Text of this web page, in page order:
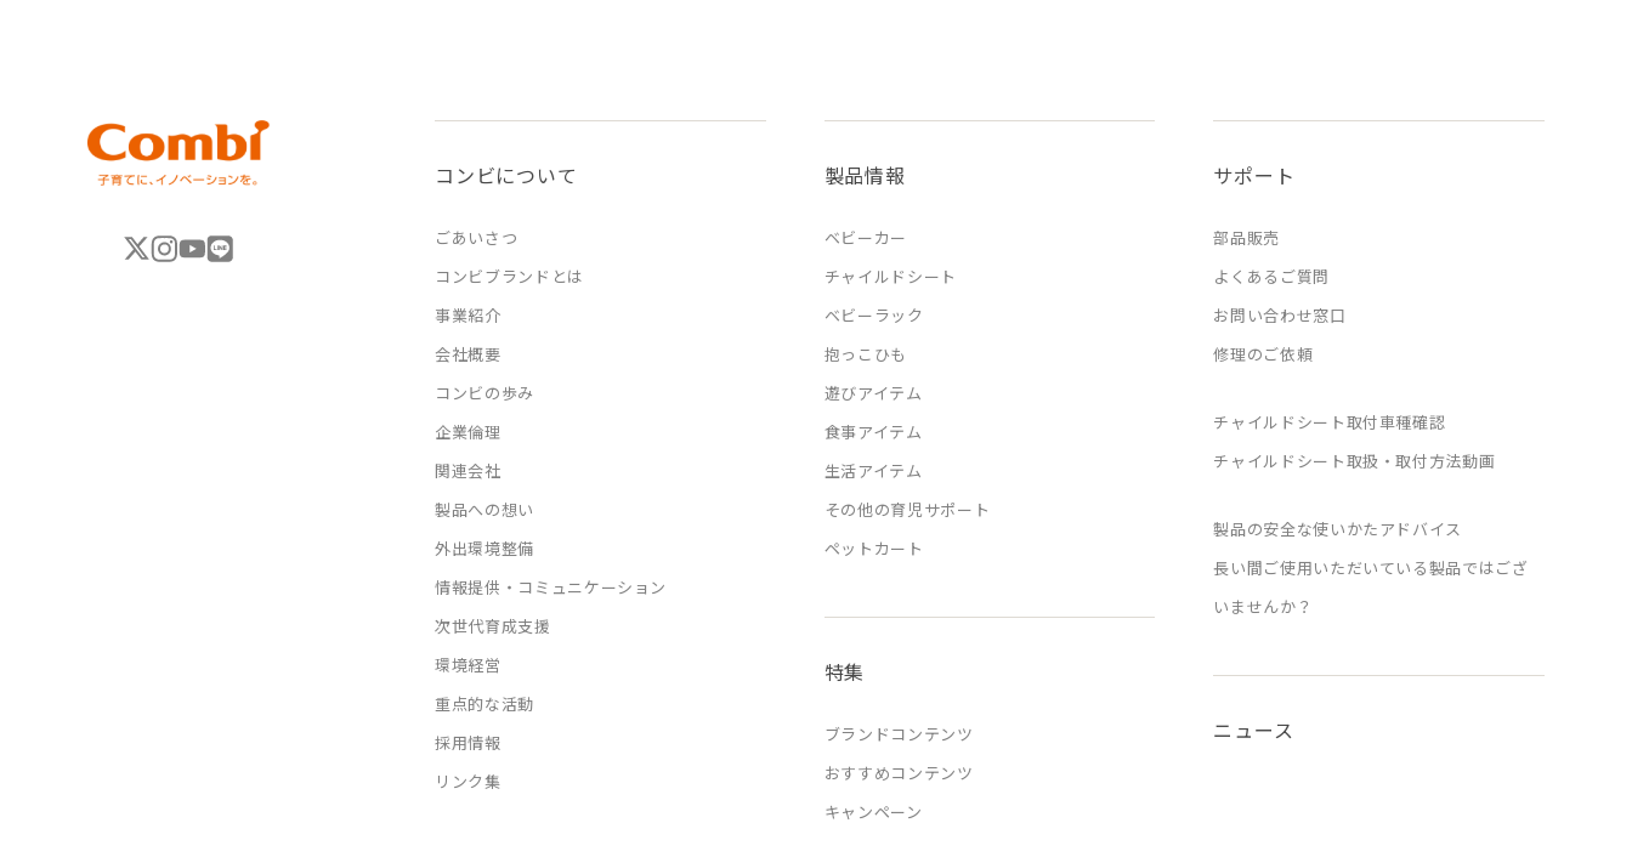
コンビについて
ごあいさつ
コンビブランドとは
事業紹介
会社概要
コンビの歩み
企業倫理
関連会社
製品への想い
外出環境整備
情報提供・コミュニケーション
次世代育成支援
環境経営
重点的な活動
採用情報
リンク集
製品情報
ベビーカー
チャイルドシート
ベビーラック
抱っこひも
遊びアイテム
食事アイテム
生活アイテム
その他の育児サポート
ペットカート
特集
ブランドコンテンツ
おすすめコンテンツ
キャンペーン
サポート
部品販売
よくあるご質問
お問い合わせ窓口
修理のご依頼
チャイルドシート取付車種確認
チャイルドシート取扱・取付方法動画
製品の安全な使いかたアドバイス
長い間ご使用いただいている製品ではござ
いませんか？
ニュース